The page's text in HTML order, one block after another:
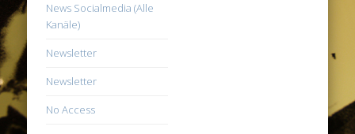
News Socialmedia (Alle
Kanäle)
Newsletter
Newsletter
No Access